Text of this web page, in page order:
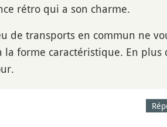
rétro qui a son charme.
de transports en commun ne
forme caractéristique. En plus